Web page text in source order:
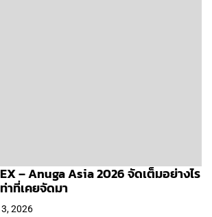
– Anuga Asia 2026 จัดเต็มอย่างไร
าที่เคยจัดมา
2026